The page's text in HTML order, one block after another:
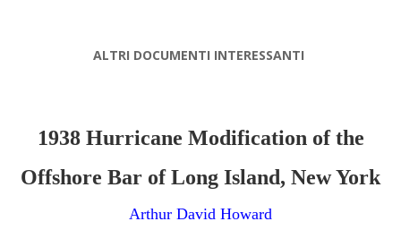
ALTRI DOCUMENTI INTERESSANTI
1938 Hurricane Modification of the
Offshore Bar of Long Island, New York
Arthur David Howard